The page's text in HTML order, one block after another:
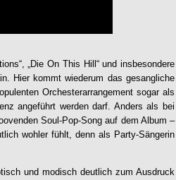
„Die On This Hill“ und insbesondere
Hier kommt wiederum das gesangliche
Orchesterarrangement sogar als
angeführt werden darf. Anders als bei
Soul-Pop-Song auf dem Album –
wohler fühlt, denn als Party-Sängerin
und modisch deutlich zum Ausdruck